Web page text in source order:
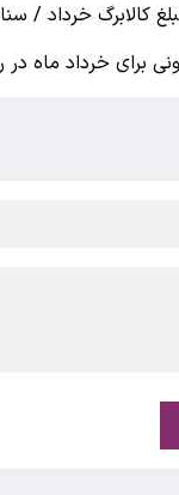
کالابرگ خرداد /